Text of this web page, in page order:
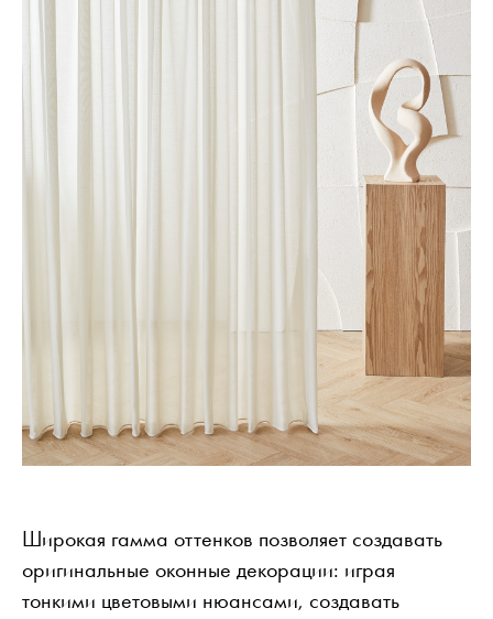
Широкая гамма оттенков позволяет создавать
оригинальные оконные декорации: играя
тонкими цветовыми нюансами, создавать